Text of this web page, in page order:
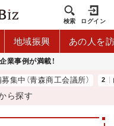
検索 ログイン
地域振興 あの人を
業事例が満載！
中（青森商工会議所）
ら探す